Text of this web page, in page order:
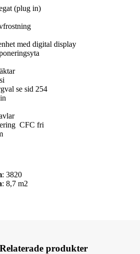
(plug in)
med digital display
se sid 254
CFC fri
: 3820
: 8,7 m2
Relaterade produkter